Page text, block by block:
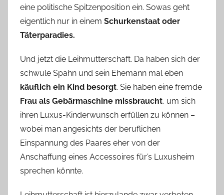
eine politische Spitzenposition ein. Sowas geht
eigentlich nur in einem Schurkenstaat oder
Täterparadies.
Und jetzt die Leihmutterschaft. Da haben sich der
schwule Spahn und sein Ehemann mal eben
käuflich ein Kind besorgt. Sie haben eine fremde
Frau als Gebärmaschine missbraucht, um sich
ihren Luxus-Kinderwunsch erfüllen zu können –
wobei man angesichts der beruflichen
Einspannung des Paares eher von der
Anschaffung eines Accessoires für’s Luxusheim
sprechen könnte.